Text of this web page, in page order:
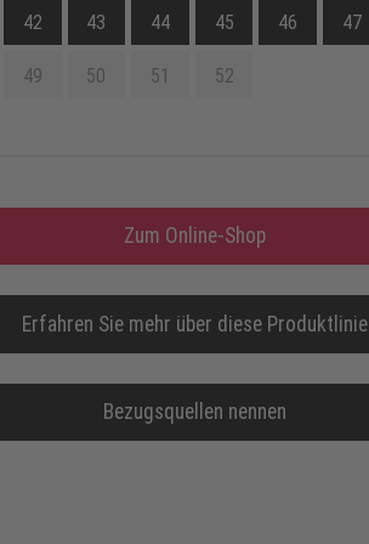
42 43 44 45 46 47
49 50 51 52
Zum Online-Shop
Erfahren Sie mehr über diese Produktlinie
Bezugsquellen nennen